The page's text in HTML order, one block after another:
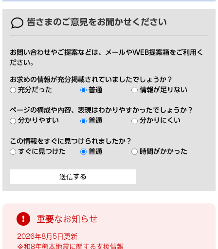
皆さまのご意見をお聞かせください
お問い合わせやご提案などは、メールやWEB提案箱をご利用く
ださい。
お求めの情報が充分掲載されていましたでしょうか？
充分だった
普通 情報が足りない
ページの構成や内容、表現はわかりやすかったでしょうか？
分かりやすい
普通 分かりにくい
この情報をすぐに見つけられましたか？
すぐに見つけた
普通 時間がかかった
重要なお知らせ
2026年8月5日更新
令和8年熊本地震に関する支援情報